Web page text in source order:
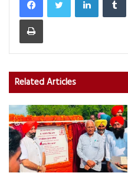
Print
Related Articles